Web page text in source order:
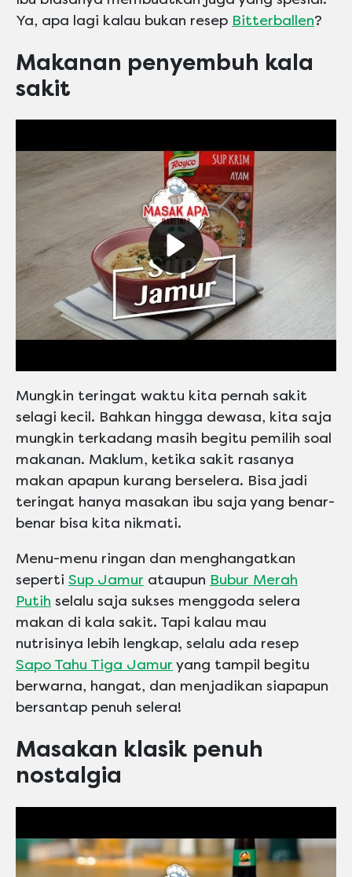
Ya, apa lagi kalau bukan resep Bitterballen?
Makanan penyembuh kala
sakit
Play video Maskafini
Mungkin teringat waktu kita pernah sakit
selagi kecil. Bahkan hingga dewasa, kita saja
mungkin terkadang masih begitu pemilih soal
makanan. Maklum, ketika sakit rasanya
makan apapun kurang berselera. Bisa jadi
teringat hanya masakan ibu saja yang benar-
benar bisa kita nikmati.
Menu-menu ringan dan menghangatkan
seperti Sup Jamur ataupun Bubur Merah
Putih selalu saja sukses menggoda selera
makan di kala sakit. Tapi kalau mau
nutrisinya lebih lengkap, selalu ada resep
Sapo Tahu Tiga Jamur yang tampil begitu
berwarna, hangat, dan menjadikan siapapun
bersantap penuh selera!
Masakan klasik penuh
nostalgia